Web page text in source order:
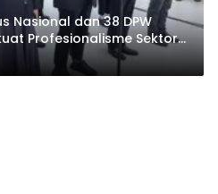
Nasional dan 38 DPW
Profesionalisme Sektor